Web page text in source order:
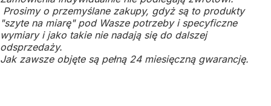
Prosimy o przemyślane zakupy, gdyż są to produkty
"szyte na miarę" pod Wasze potrzeby i specyficzne
wymiary i jako takie nie nadają się do dalszej
odsprzedaży.
Jak zawsze objęte są pełną 24 miesięczną gwarancję.